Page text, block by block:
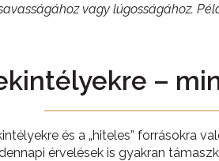
vagy lúgosságához.
–
és a „hiteles” forrásokra
érvelések is gyakran